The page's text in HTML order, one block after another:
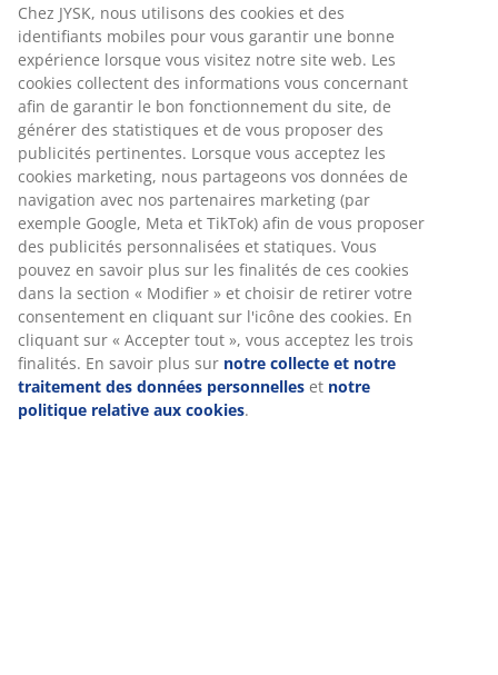
Chez JYSK, nous utilisons des cookies et des
identifiants mobiles pour vous garantir une bonne
expérience lorsque vous visitez notre site web. Les
cookies collectent des informations vous concernant
afin de garantir le bon fonctionnement du site, de
générer des statistiques et de vous proposer des
publicités pertinentes. Lorsque vous acceptez les
cookies marketing, nous partageons vos données de
navigation avec nos partenaires marketing (par
exemple Google, Meta et TikTok) afin de vous proposer
des publicités personnalisées et statiques. Vous
pouvez en savoir plus sur les finalités de ces cookies
dans la section « Modifier » et choisir de retirer votre
consentement en cliquant sur l'icône des cookies. En
cliquant sur « Accepter tout », vous acceptez les trois
finalités. En savoir plus sur notre collecte et notre
traitement des données personnelles et notre
politique relative aux cookies.